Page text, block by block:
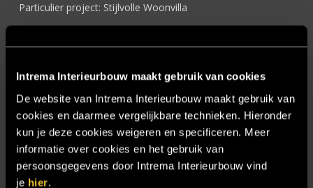
Intrema Interieurbouw maakt gebruik van cookies
De website van Intrema Interieurbouw maakt gebruik van
cookies en daarmee vergelijkbare technieken. Hieronder
kun je deze cookies weigeren en specificeren. Meer
informatie over cookies en het gebruik van
persoonsgegevens door Intrema Interieurbouw vind
je hier.
Particulier project: Stijlvolle Woonvilla
Referenties
Samenwerken
Sensire
Showroom
SIDN